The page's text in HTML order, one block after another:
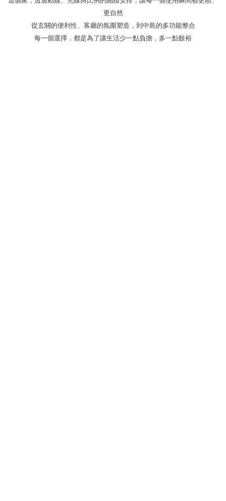
更自然
從玄關的便利性、客廳的氛圍塑造，到中島的多功能整合
每一個選擇，都是為了讓生活少一點負擔，多一點餘裕